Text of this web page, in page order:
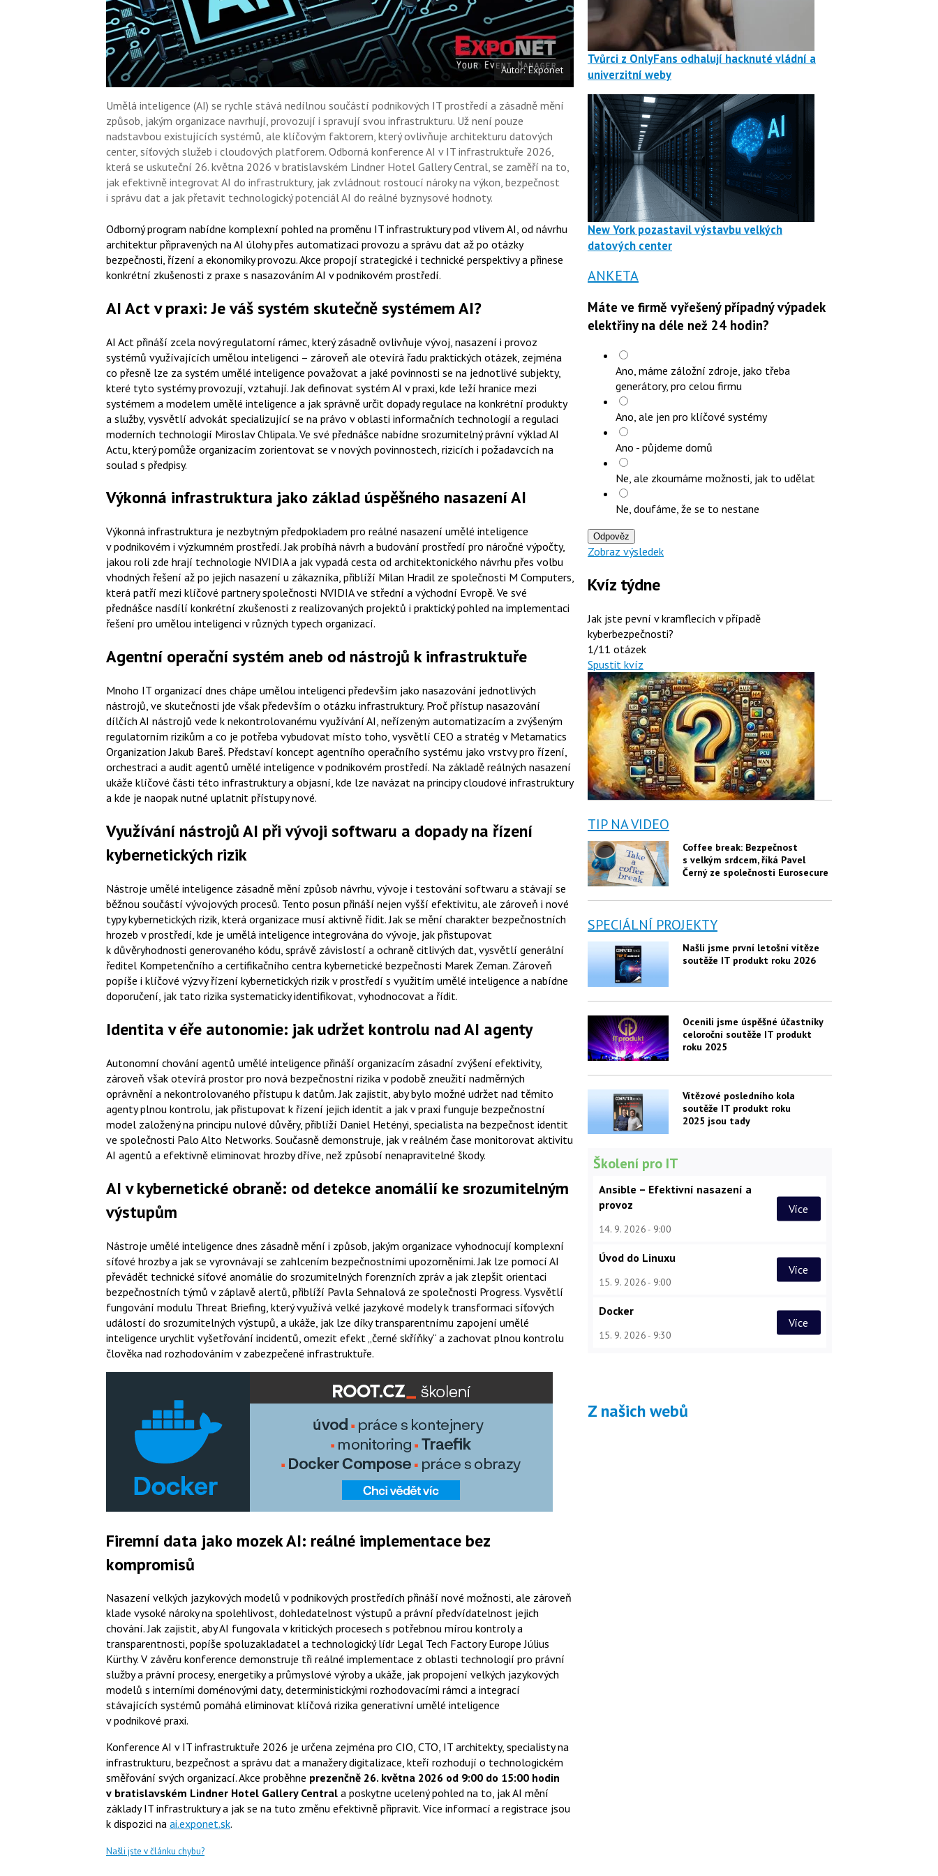
u
Autor: Exponet
Umělá inteligence (AI) se rychle stává nedílnou součástí podnikových IT prostředí a zásadně mění
způsob, jakým organizace navrhují, provozují i spravují svou infrastrukturu. Už není pouze
nadstavbou existujících systémů, ale klíčovým faktorem, který ovlivňuje architekturu datových
center, síťových služeb i cloudových platforem. Odborná konference AI v IT infrastruktuře 2026,
která se uskuteční 26. května 2026 v bratislavském Lindner Hotel Gallery Central, se zaměří na to,
jak efektivně integrovat AI do infrastruktury, jak zvládnout rostoucí nároky na výkon, bezpečnost
i správu dat a jak přetavit technologický potenciál AI do reálné byznysové hodnoty.
Odborný program nabídne komplexní pohled na proměnu IT infrastruktury pod vlivem AI, od návrhu
architektur připravených na AI úlohy přes automatizaci provozu a správu dat až po otázky
bezpečnosti, řízení a ekonomiky provozu. Akce propojí strategické i technické perspektivy a přinese
konkrétní zkušenosti z praxe s nasazováním AI v podnikovém prostředí.
AI Act v praxi: Je váš systém skutečně systémem AI?
AI Act přináší zcela nový regulatorní rámec, který zásadně ovlivňuje vývoj, nasazení i provoz
systémů využívajících umělou inteligenci – zároveň ale otevírá řadu praktických otázek, zejména
co přesně lze za systém umělé inteligence považovat a jaké povinnosti se na jednotlivé subjekty,
které tyto systémy provozují, vztahují. Jak definovat systém AI v praxi, kde leží hranice mezi
systémem a modelem umělé inteligence a jak správně určit dopady regulace na konkrétní produkty
a služby, vysvětlí advokát specializující se na právo v oblasti informačních technologií a regulaci
moderních technologií Miroslav Chlipala. Ve své přednášce nabídne srozumitelný právní výklad AI
Actu, který pomůže organizacím zorientovat se v nových povinnostech, rizicích i požadavcích na
soulad s předpisy.
Výkonná infrastruktura jako základ úspěšného nasazení AI
Výkonná infrastruktura je nezbytným předpokladem pro reálné nasazení umělé inteligence
v podnikovém i výzkumném prostředí. Jak probíhá návrh a budování prostředí pro náročné výpočty,
jakou roli zde hrají technologie NVIDIA a jak vypadá cesta od architektonického návrhu přes volbu
vhodných řešení až po jejich nasazení u zákazníka, přiblíží Milan Hradil ze společnosti M Computers,
která patří mezi klíčové partnery společnosti NVIDIA ve střední a východní Evropě. Ve své
přednášce nasdílí konkrétní zkušenosti z realizovaných projektů i praktický pohled na implementaci
řešení pro umělou inteligenci v různých typech organizací.
Agentní operační systém aneb od nástrojů k infrastruktuře
Mnoho IT organizací dnes chápe umělou inteligenci především jako nasazování jednotlivých
nástrojů, ve skutečnosti jde však především o otázku infrastruktury. Proč přístup nasazování
dílčích AI nástrojů vede k nekontrolovanému využívání AI, neřízeným automatizacím a zvýšeným
regulatorním rizikům a co je potřeba vybudovat místo toho, vysvětlí CEO a stratég v Metamatics
Organization Jakub Bareš. Představí koncept agentního operačního systému jako vrstvy pro řízení,
orchestraci a audit agentů umělé inteligence v podnikovém prostředí. Na základě reálných nasazení
ukáže klíčové části této infrastruktury a objasní, kde lze navázat na principy cloudové infrastruktury
a kde je naopak nutné uplatnit přístupy nové.
Využívání nástrojů AI při vývoji softwaru a dopady na řízení
kybernetických rizik
Nástroje umělé inteligence zásadně mění způsob návrhu, vývoje i testování softwaru a stávají se
běžnou součástí vývojových procesů. Tento posun přináší nejen vyšší efektivitu, ale zároveň i nové
typy kybernetických rizik, která organizace musí aktivně řídit. Jak se mění charakter bezpečnostních
hrozeb v prostředí, kde je umělá inteligence integrována do vývoje, jak přistupovat
k důvěryhodnosti generovaného kódu, správě závislostí a ochraně citlivých dat, vysvětlí generální
ředitel Kompetenčního a certifikačního centra kybernetické bezpečnosti Marek Zeman. Zároveň
popíše i klíčové výzvy řízení kybernetických rizik v prostředí s využitím umělé inteligence a nabídne
doporučení, jak tato rizika systematicky identifikovat, vyhodnocovat a řídit.
Identita v éře autonomie: jak udržet kontrolu nad AI agenty
Autonomní chování agentů umělé inteligence přináší organizacím zásadní zvýšení efektivity,
zároveň však otevírá prostor pro nová bezpečnostní rizika v podobě zneužití nadměrných
oprávnění a nekontrolovaného přístupu k datům. Jak zajistit, aby bylo možné udržet nad těmito
agenty plnou kontrolu, jak přistupovat k řízení jejich identit a jak v praxi funguje bezpečnostní
model založený na principu nulové důvěry, přiblíží Daniel Hetényi, specialista na bezpečnost identit
ve společnosti Palo Alto Networks. Současně demonstruje, jak v reálném čase monitorovat aktivitu
AI agentů a efektivně eliminovat hrozby dříve, než způsobí nenapravitelné škody.
AI v kybernetické obraně: od detekce anomálií ke srozumitelným
výstupům
Nástroje umělé inteligence dnes zásadně mění i způsob, jakým organizace vyhodnocují komplexní
síťové hrozby a jak se vyrovnávají se zahlcením bezpečnostními upozorněními. Jak lze pomocí AI
převádět technické síťové anomálie do srozumitelných forenzních zpráv a jak zlepšit orientaci
bezpečnostních týmů v záplavě alertů, přiblíží Pavla Sehnalová ze společnosti Progress. Vysvětlí
fungování modulu Threat Briefing, který využívá velké jazykové modely k transformaci síťových
událostí do srozumitelných výstupů, a ukáže, jak lze díky transparentnímu zapojení umělé
inteligence urychlit vyšetřování incidentů, omezit efekt „černé skříňky“ a zachovat plnou kontrolu
člověka nad rozhodováním v zabezpečené infrastruktuře.
Firemní data jako mozek AI: reálné implementace bez
kompromisů
Nasazení velkých jazykových modelů v podnikových prostředích přináší nové možnosti, ale zároveň
klade vysoké nároky na spolehlivost, dohledatelnost výstupů a právní předvídatelnost jejich
chování. Jak zajistit, aby AI fungovala v kritických procesech s potřebnou mírou kontroly a
transparentnosti, popíše spoluzakladatel a technologický lídr Legal Tech Factory Europe Július
Kürthy. V závěru konference demonstruje tři reálné implementace z oblasti technologií pro právní
služby a právní procesy, energetiky a průmyslové výroby a ukáže, jak propojení velkých jazykových
modelů s interními doménovými daty, deterministickými rozhodovacími rámci a integrací
stávajících systémů pomáhá eliminovat klíčová rizika generativní umělé inteligence
v podnikové praxi.
Konference AI v IT infrastruktuře 2026 je určena zejména pro CIO, CTO, IT architekty, specialisty na
infrastrukturu, bezpečnost a správu dat a manažery digitalizace, kteří rozhodují o technologickém
směřování svých organizací. Akce proběhne prezenčně 26. května 2026 od 9:00 do 15:00 hodin
v bratislavském Lindner Hotel Gallery Central a poskytne ucelený pohled na to, jak AI mění
základy IT infrastruktury a jak se na tuto změnu efektivně připravit. Více informací a registrace jsou
k dispozici na ai.exponet.sk.
Našli jste v článku chybu?
Tvůrci z OnlyFans odhalují hacknuté vládní a
univerzitní weby
New York pozastavil výstavbu velkých
datových center
ANKETA
Máte ve firmě vyřešený případný výpadek
elektřiny na déle než 24 hodin?
Ano, máme záložní zdroje, jako třeba
generátory, pro celou firmu
Ano, ale jen pro klíčové systémy
Ano - půjdeme domů
Ne, ale zkoumáme možnosti, jak to udělat
Ne, doufáme, že se to nestane
Odpověz
Zobraz výsledek
Kvíz týdne
Jak jste pevní v kramflecích v případě
kyberbezpečnosti?
1/11 otázek
Spustit kvíz
TIP NA VIDEO
Coffee break: Bezpečnost
s velkým srdcem, říká Pavel
Černý ze společnosti Eurosecure
SPECIÁLNÍ PROJEKTY
Našli jsme první letošní vítěze
soutěže IT produkt roku 2026
Ocenili jsme úspěšné účastníky
celoroční soutěže IT produkt
roku 2025
Vítězové posledního kola
soutěže IT produkt roku
2025 jsou tady
Školení pro IT
Ansible – Efektivní nasazení a
provoz
14. 9. 2026 9:00
Více
Úvod do Linuxu
15. 9. 2026 9:00
Více
Docker
15. 9. 2026 9:30
Více
Z našich webů